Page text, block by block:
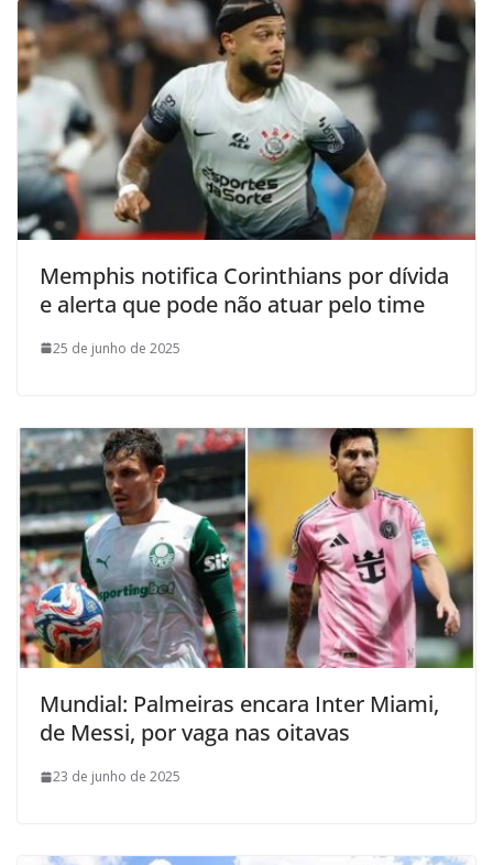
Memphis notifica Corinthians por dívida
e alerta que pode não atuar pelo time
25 de junho de 2025
Mundial: Palmeiras encara Inter Miami,
de Messi, por vaga nas oitavas
23 de junho de 2025